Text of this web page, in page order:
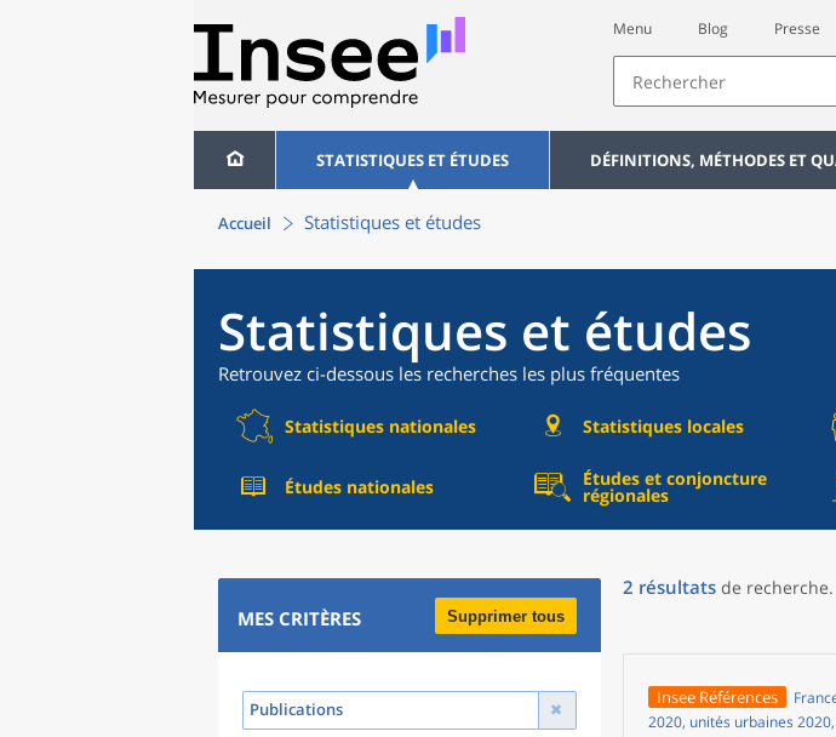
Menu Blog Presse
STATISTIQUES ET ÉTUDES DÉFINITIONS, MÉTHODES ET
Accueil Statistiques et études
Statistiques et études
Retrouvez ci-dessous les recherches les plus fréquentes
Statistiques nationales Statistiques locales
Études nationales Études et conjoncture
régionales
MES CRITÈRES Supprimer tous
Publications
2 résultats de recherche.
Insee Références
2020, unités urbaines